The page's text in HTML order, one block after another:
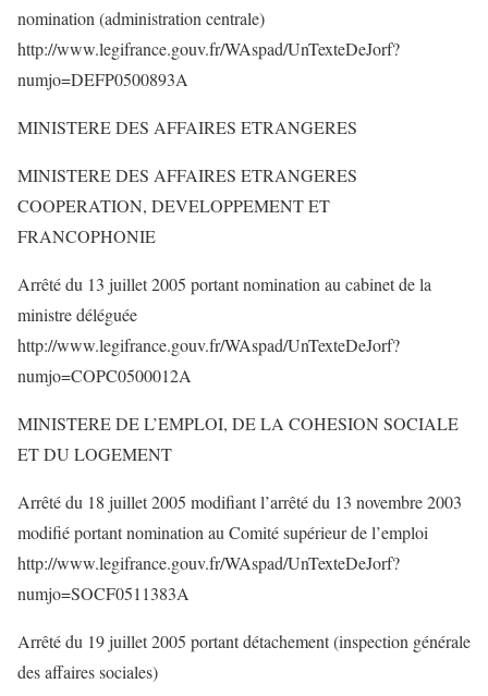
nomination (administration centrale)
http://www.legifrance.gouv.fr/WAspad/UnTexteDeJorf?
numjo=DEFP0500893A
MINISTERE DES AFFAIRES ETRANGERES
MINISTERE DES AFFAIRES ETRANGERES
COOPERATION, DEVELOPPEMENT ET
FRANCOPHONIE
Arrêté du 13 juillet 2005 portant nomination au cabinet de la
ministre déléguée
http://www.legifrance.gouv.fr/WAspad/UnTexteDeJorf?
numjo=COPC0500012A
MINISTERE DE L’EMPLOI, DE LA COHESION SOCIALE
ET DU LOGEMENT
Arrêté du 18 juillet 2005 modifiant l’arrêté du 13 novembre 2003
modifié portant nomination au Comité supérieur de l’emploi
http://www.legifrance.gouv.fr/WAspad/UnTexteDeJorf?
numjo=SOCF0511383A
Arrêté du 19 juillet 2005 portant détachement (inspection générale
des affaires sociales)